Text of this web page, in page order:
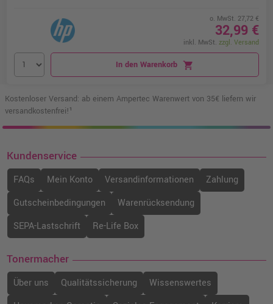
o. MwSt. 27,72 €
32,99 €
inkl. MwSt. zzgl. Versand
In den Warenkorb shopping_cart
Kostenloser Versand: ab einem Ampertec Warenwert von 35€ liefern wir
versandkostenfrei!¹
Kundenservice
FAQs Mein Konto Versandinformationen
Zahlung
Gutscheinbedingungen
Warenrücksendung
SEPA-Lastschrift
Re-Life Box
Tonermacher
Über uns Qualitätssicherung
Wissenswertes